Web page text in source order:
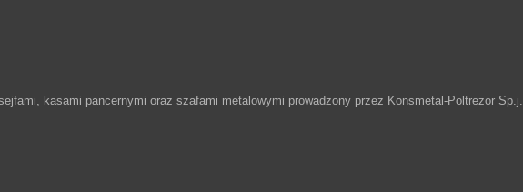
kasami pancernymi oraz szafami metalowymi prowadzony przez Konsmetal-Poltrezor Sp.j.